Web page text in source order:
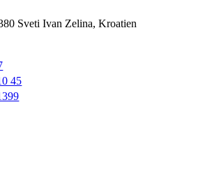
Sveti Ivan Zelina, Kroatien
45